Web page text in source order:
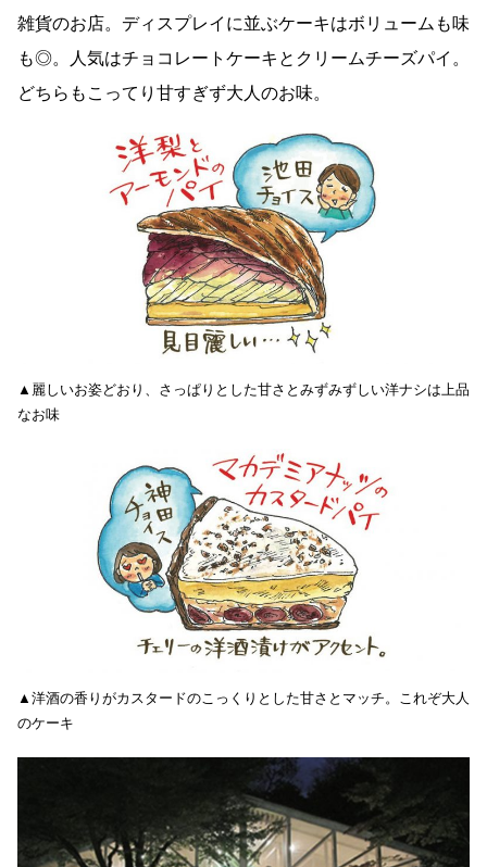
雑貨のお店。ディスプレイに並ぶケーキはボリュームも味
も◎。人気はチョコレートケーキとクリームチーズパイ。
どちらもこってり甘すぎず大人のお味。
▲麗しいお姿どおり、さっぱりとした甘さとみずみずしい洋ナシは上品
なお味
▲洋酒の香りがカスタードのこっくりとした甘さとマッチ。これぞ大人
のケーキ